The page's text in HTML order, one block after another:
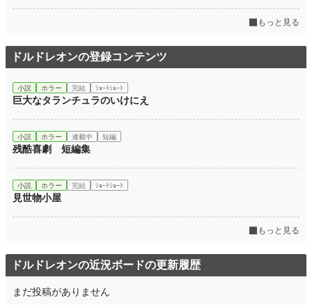
もっと見る
ドルドレオンの登録コンテンツ
小説 ホラー 完結 ｼｮｰﾄｼｮｰﾄ
巨大なタランチュラのいけにえ
小説 ホラー 連載中 短編
残酷喜劇 短編集
小説 ホラー 完結 ｼｮｰﾄｼｮｰﾄ
見世物小屋
もっと見る
ドルドレオンの近況ボードの更新履歴
まだ投稿がありません